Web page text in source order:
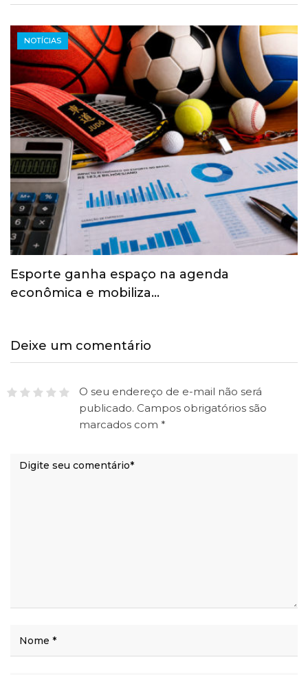
NOTÍCIAS
Esporte ganha espaço na agenda
econômica e mobiliza…
Deixe um comentário
O seu endereço de e-mail não será
publicado. Campos obrigatórios são
marcados com *